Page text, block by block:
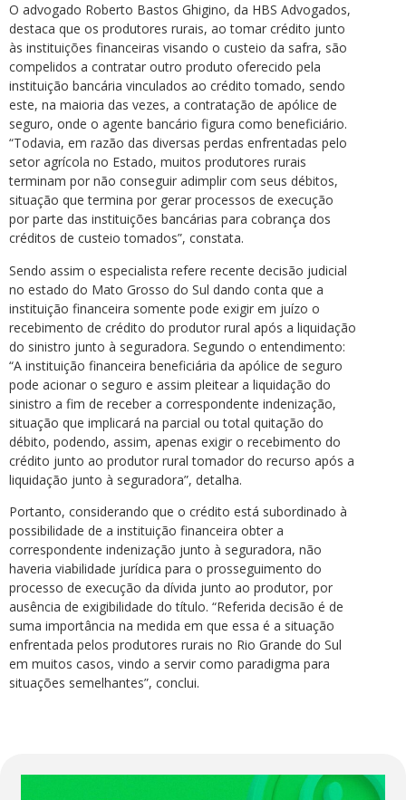
O advogado Roberto Bastos Ghigino, da HBS Advogados,
destaca que os produtores rurais, ao tomar crédito junto
às instituições financeiras visando o custeio da safra, são
compelidos a contratar outro produto oferecido pela
instituição bancária vinculados ao crédito tomado, sendo
este, na maioria das vezes, a contratação de apólice de
seguro, onde o agente bancário figura como beneficiário.
“Todavia, em razão das diversas perdas enfrentadas pelo
setor agrícola no Estado, muitos produtores rurais
terminam por não conseguir adimplir com seus débitos,
situação que termina por gerar processos de execução
por parte das instituições bancárias para cobrança dos
créditos de custeio tomados”, constata.
Sendo assim o especialista refere recente decisão judicial
no estado do Mato Grosso do Sul dando conta que a
instituição financeira somente pode exigir em juízo o
recebimento de crédito do produtor rural após a liquidação
do sinistro junto à seguradora. Segundo o entendimento:
“A instituição financeira beneficiária da apólice de seguro
pode acionar o seguro e assim pleitear a liquidação do
sinistro a fim de receber a correspondente indenização,
situação que implicará na parcial ou total quitação do
débito, podendo, assim, apenas exigir o recebimento do
crédito junto ao produtor rural tomador do recurso após a
liquidação junto à seguradora”, detalha.
Portanto, considerando que o crédito está subordinado à
possibilidade de a instituição financeira obter a
correspondente indenização junto à seguradora, não
haveria viabilidade jurídica para o prosseguimento do
processo de execução da dívida junto ao produtor, por
ausência de exigibilidade do título. “Referida decisão é de
suma importância na medida em que essa é a situação
enfrentada pelos produtores rurais no Rio Grande do Sul
em muitos casos, vindo a servir como paradigma para
situações semelhantes”, conclui.